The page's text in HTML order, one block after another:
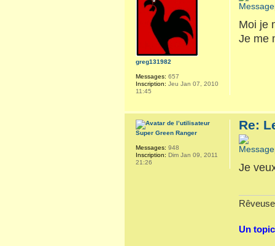
Moi je
Je me
greg131982
Messages: 657
Inscription: Jeu Jan 07, 2010
11:45
Re:
Je
Un
Super Green Ranger
Messages: 948
Inscription: Dim Jan 09, 2011
21:26